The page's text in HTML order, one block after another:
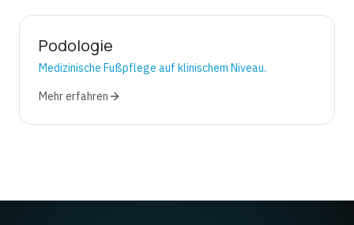
Podologie
Medizinische Fußpflege auf klinischem Niveau.
Mehr erfahren